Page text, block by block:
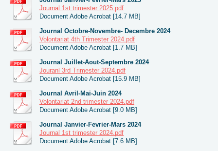
Journal 1st trimester 2025.pdf
Document Adobe Acrobat [14.7 MB]
Journal Octobre-Novembre- Decembre 2024
Volontariat 4th Trimester 2024.pdf
Document Adobe Acrobat [1.7 MB]
Journal Juillet-Aout-Septembre 2024
Jouranl 3rd Trimester 2024.pdf
Document Adobe Acrobat [15.9 MB]
Journal Avril-Mai-Juin 2024
Volontariat 2nd trimester 2024.pdf
Document Adobe Acrobat [9.0 MB]
Journal Janvier-Fevrier-Mars 2024
Journal 1st trimester 2024.pdf
Document Adobe Acrobat [7.6 MB]